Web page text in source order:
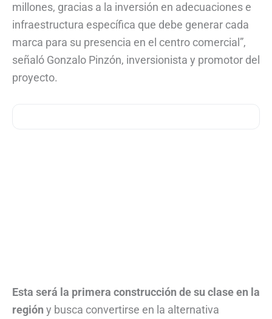
millones, gracias a la inversión en adecuaciones e
infraestructura específica que debe generar cada
marca para su presencia en el centro comercial”,
señaló Gonzalo Pinzón, inversionista y promotor del
proyecto.
Esta será la primera construcción de su clase en la
región y busca convertirse en la alternativa